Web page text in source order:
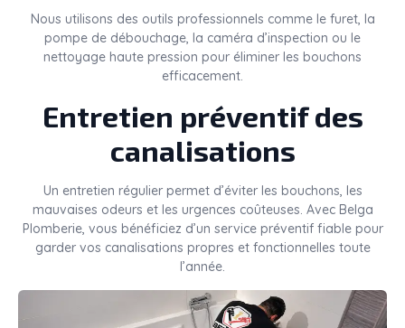
Nous utilisons des outils professionnels comme le furet, la
pompe de débouchage, la caméra d’inspection ou le
nettoyage haute pression pour éliminer les bouchons
efficacement.
Entretien préventif des
canalisations
Un entretien régulier permet d’éviter les bouchons, les
mauvaises odeurs et les urgences coûteuses. Avec Belga
Plomberie, vous bénéficiez d’un service préventif fiable pour
garder vos canalisations propres et fonctionnelles toute
l’année.